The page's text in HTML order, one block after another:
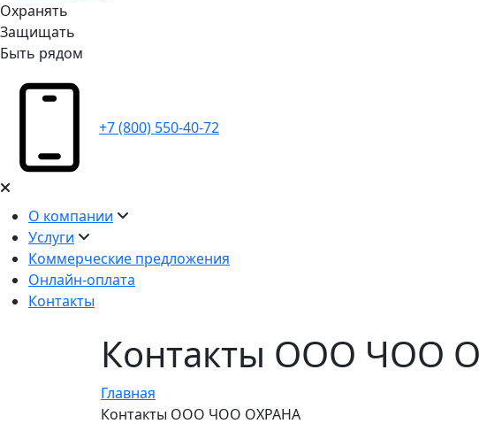
Охранять
Защищать
Быть рядом
+7 (800) 550-40-72
О компании
Услуги
Коммерческие предложения
Онлайн-оплата
Контакты
Контакты ООО ЧОО
Главная
Контакты ООО ЧОО ОХРАНА